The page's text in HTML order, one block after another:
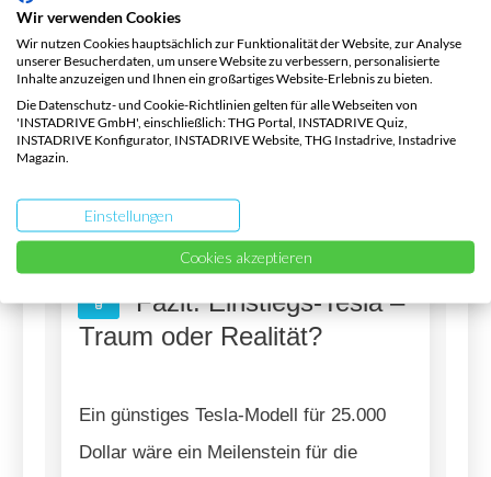
Elon Musk bleibt in seinen öffentlichen
Äußerungen eher zurückhaltend. Noch im
Oktober 2024 bezeichnete er ein reguläres
25.000-Dollar-Modell als „im Grunde
genommen sinnlos“ und erklärte, dass Tesla
derzeit andere Prioritäten verfolge.
Fazit: Einstiegs-Tesla –
Traum oder Realität?
Ein günstiges Tesla-Modell für 25.000
Dollar wäre ein Meilenstein für die
Wir verwenden Cookies
Wir nutzen Cookies hauptsächlich zur Funktionalität der Website, zur Analyse
unserer Besucherdaten, um unsere Website zu verbessern, personalisierte
Inhalte anzuzeigen und Ihnen ein großartiges Website-Erlebnis zu bieten.
Die Datenschutz- und Cookie-Richtlinien gelten für alle Webseiten von
'INSTADRIVE GmbH', einschließlich: THG Portal, INSTADRIVE Quiz,
INSTADRIVE Konfigurator, INSTADRIVE Website, THG Instadrive, Instadrive
Magazin.
Einstellungen
Cookies akzeptieren